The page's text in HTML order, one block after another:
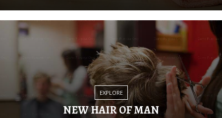
EXPLORE
NEW HAIR OF MAN